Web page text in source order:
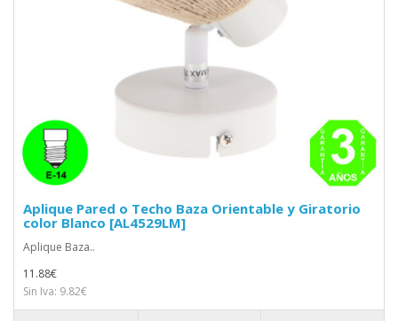
Aplique Pared o Techo Baza Orientable y Giratorio
color Blanco [AL4529LM]
Aplique Baza..
11.88€
Sin Iva: 9.82€